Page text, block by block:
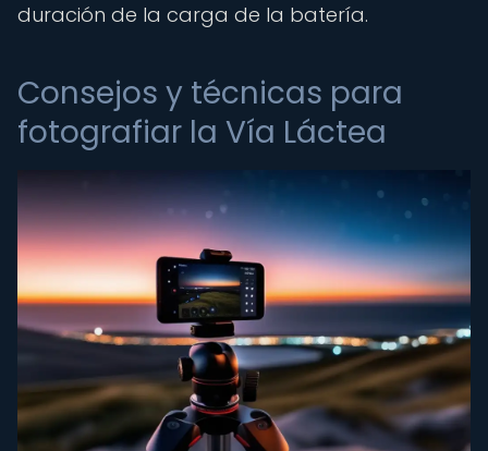
duración de la carga de la batería.
Consejos y técnicas para
fotografiar la Vía Láctea